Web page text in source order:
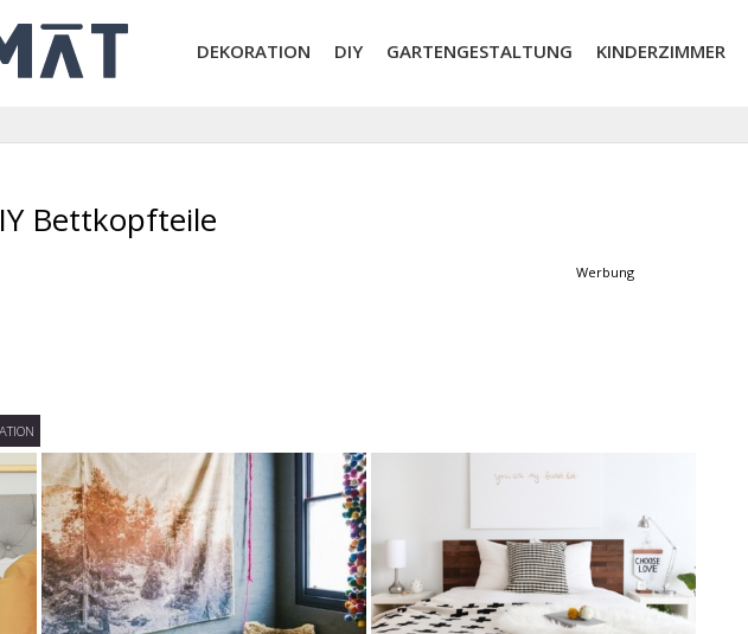
DEKORATION DIY GARTENGESTALTUNG KINDERZIMMER
Bettkopfteile
Werbung